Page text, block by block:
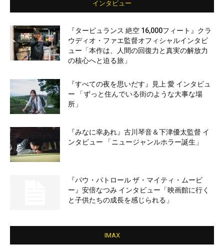
インタビュー
『タービュランス 絶空 16,000フィート』クラ
ウディオ・ファエ監督オフィシャルインタビ
ュー「本作は、人間の回復力と真実の解放力
の核心へと迫る旅」
『すべての夜を思いだす』見上 愛 インタビュ
ー 「ずっと住んでいる街のような大事な場
所」
『みなに幸あれ』古川琴音＆下津優太監督 イ
ンタビュー 「ニュージャンルホラー誕生」
『パウ・パトロール ザ・マイティ・ムービ
ー』安倍なつみ インタビュー「映画館に行く
と子供たちの成長を感じられる」
IMAX